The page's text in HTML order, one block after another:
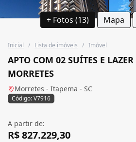
+ Fotos (13) Mapa
Inicial / Lista de imóveis / Imóvel
APTO COM 02 SUÍTES E
MORRETES
Morretes - Itapema - SC
Código: V7916
A partir de:
R$ 827.229,30